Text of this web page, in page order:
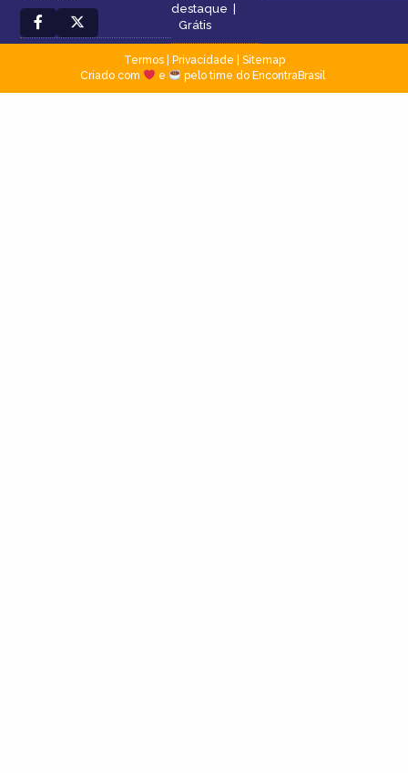
destaque |
Grátis
Termos| Privacidade
Sitemap
Criado com
e pelo time do EncontraBrasil